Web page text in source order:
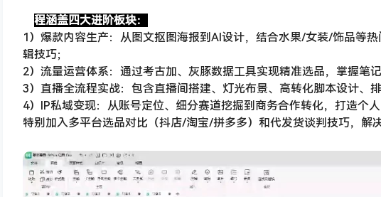
程涵盖四大进阶板块：
1）爆款内容生产：从图文抠图海报到AI设计，结合水果/女装/饰品等
辑技巧；
2）流量运营体系：通过考古加、灰豚数据工具实现精准选品，掌握笔
3）直播全流程实战：包含直播间搭建、灯光布景、高转化脚本设计、
4）IP私域变现：从账号定位、细分赛道挖掘到商务合作转化，打造个人
特别加入多平台选品对比（抖店/淘宝/拼多多）和代发货谈判技巧，解